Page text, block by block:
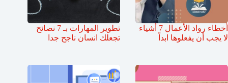
أخطاء رواد الأعمال 7 أشياء
لا يجب أن يفعلوها ابداً
تطوير المهارات بـ 7 نصائح
تجعلك انسان ناجح جدا